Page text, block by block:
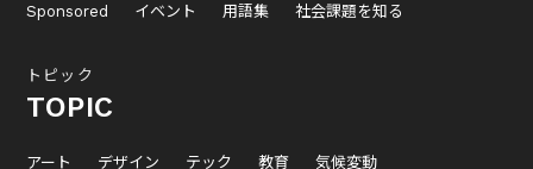
Sponsored
イベント 用語集 社会課題を知る
トピック
TOPIC
アート デザイン テック 教育 気候変動